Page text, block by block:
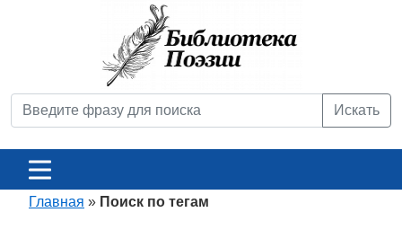
Искать
Главная » Поиск по тегам